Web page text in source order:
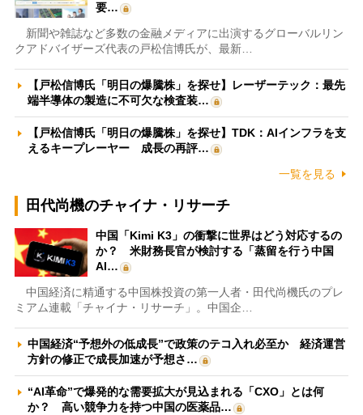
要…
新聞や雑誌など多数の金融メディアに出演するグローバルリン
クアドバイザーズ代表の戸松信博氏が、最新…
【戸松信博氏「明日の爆騰株」を探せ】レーザーテック：最先
端半導体の製造に不可欠な検査装…
【戸松信博氏「明日の爆騰株」を探せ】TDK：AIインフラを支
えるキープレーヤー 成長の再評…
一覧を見る
田代尚機のチャイナ・リサーチ
中国「Kimi K3」の衝撃に世界はどう対応するの
か？ 米財務長官が検討する「蒸留を行う中国
AI…
中国経済に精通する中国株投資の第一人者・田代尚機氏のプレ
ミアム連載「チャイナ・リサーチ」。中国企…
中国経済“予想外の低成長”で政策のテコ入れ必至か 経済運営
方針の修正で成長加速が予想さ…
“AI革命”で爆発的な需要拡大が見込まれる「CXO」とは何
か？ 高い競争力を持つ中国の医薬品…